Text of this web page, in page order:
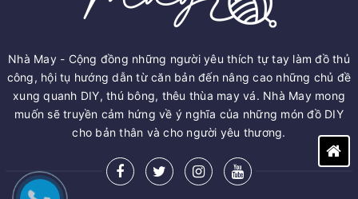
Nhà May - Cộng đồng những người yêu thích tự tay làm đồ thủ
công, hội tụ hướng dẫn từ căn bản đến nâng cao những chủ đề
xung quanh DIY, thú bông, thêu thùa may vá. Nhà May mong
muốn sẽ truyền cảm hứng về ý nghĩa của những món đồ DIY
cho bản thân và cho người yêu thương.